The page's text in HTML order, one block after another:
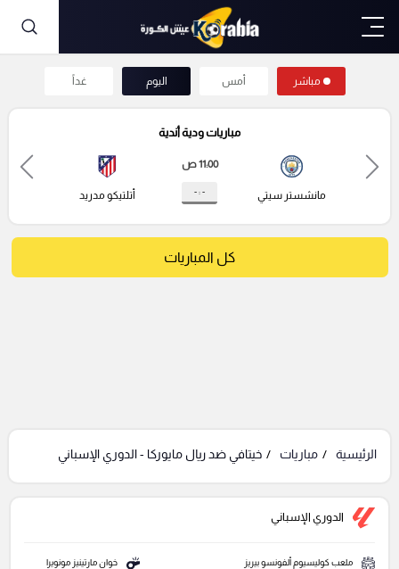
مباشر أمس اليوم غداً
مباريات ودية أندية
مانشستر سيتي
11:00 ص
- : - أتلتيكو مدريد
كل المباريات
الرئيسية مباريات خيتافي ضد ريال مايوركا - الدوري الإسباني
الدوري الإسباني
ملعب كوليسيوم ألفونسو بيريز خوان مارتينيز مونويرا